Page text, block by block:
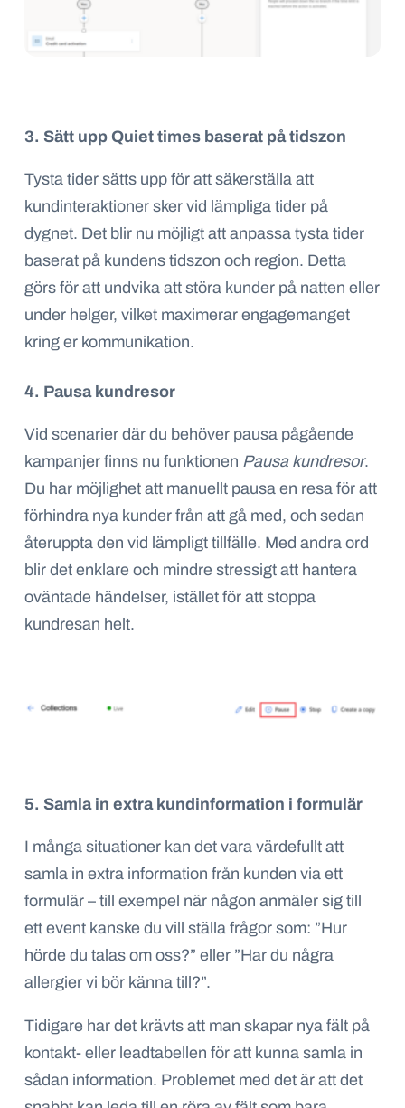
3. Sätt upp Quiet times baserat på tidszon
Tysta tider sätts upp för att säkerställa att
kundinteraktioner sker vid lämpliga tider på
dygnet. Det blir nu möjligt att anpassa tysta tider
baserat på kundens tidszon och region. Detta
görs för att undvika att störa kunder på natten eller
under helger, vilket maximerar engagemanget
kring er kommunikation.
4. Pausa kundresor
Vid scenarier där du behöver pausa pågående
kampanjer finns nu funktionen Pausa kundresor.
Du har möjlighet att manuellt pausa en resa för att
förhindra nya kunder från att gå med, och sedan
återuppta den vid lämpligt tillfälle. Med andra ord
blir det enklare och mindre stressigt att hantera
oväntade händelser, istället för att stoppa
kundresan helt.
5. Samla in extra kundinformation i formulär
I många situationer kan det vara värdefullt att
samla in extra information från kunden via ett
formulär – till exempel när någon anmäler sig till
ett event kanske du vill ställa frågor som: ”Hur
hörde du talas om oss?” eller ”Har du några
allergier vi bör känna till?”.
Tidigare har det krävts att man skapar nya fält på
kontakt- eller leadtabellen för att kunna samla in
sådan information. Problemet med det är att det